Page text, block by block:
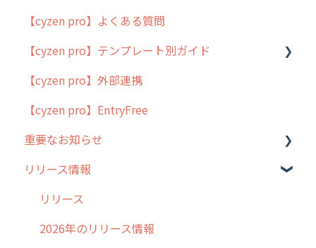
簡易マニュアル
cyzen proの位置情報取得について
用語集
よくある質問
【cyzen pro】よくある質問
【cyzen pro】テンプレート別ガイド
ポスティング
ラウンダー
メンテナンス
外廻り営業
清掃
不動産
【cyzen pro】外部連携
【cyzen pro】EntryFree
重要なお知らせ
過去の重要なお知らせ
障害情報
リリース情報
リリース
2026年のリリース情報